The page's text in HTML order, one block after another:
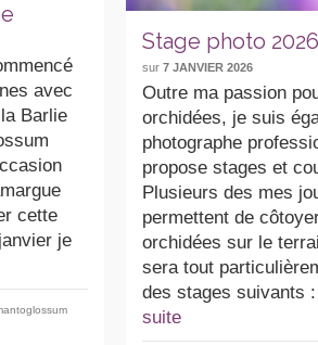
avec
Barlie
cette
je
Stage photo 2026
sur7 JANVIER 2026
Outre ma passion
orchidées, je suis
photographe
propose stages et
Plusieurs des mes
permettent de
orchidées sur le
sera tout
des stages suivants
suite